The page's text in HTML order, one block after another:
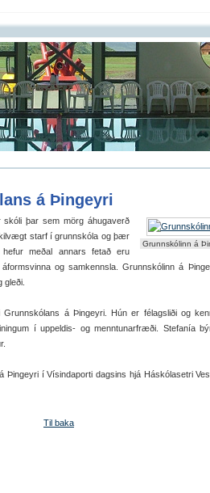
á Þingeyri
Grunnskólinn á
skóli þar sem mörg áhugaverð
starf í grunnskóla og þær
meðal annars fetað eru
og samkennsla. Grunnskólinn á
gleði.
Grunnskólans á Þingeyri. Húner félagsliði og
í uppeldis- og menntunarfræði. Stefanía
Þingeyri í Vísindaporti dagsins hjá Háskólasetri
Til baka